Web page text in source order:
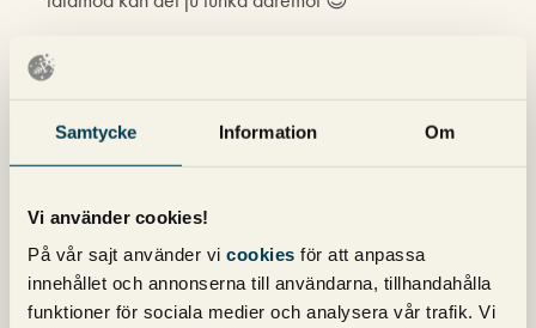
Samtycke Information Om
Vi använder cookies!
På vår sajt använder vi cookies för att anpassa
innehållet och annonserna till användarna, tillhandahålla
funktioner för sociala medier och analysera vår trafik. Vi
David Paulsson
Petra skriver:
7 maj 2010 kl. 14:28
Jag är väl lagom trög eller något men jag får inte det till
klistra in html koden??